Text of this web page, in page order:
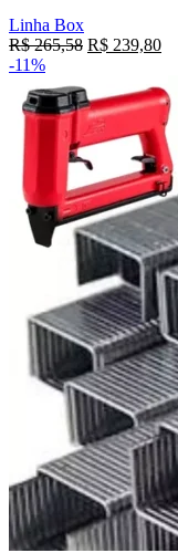
Linha Box
R$265,58 R$ 239,80
-11%